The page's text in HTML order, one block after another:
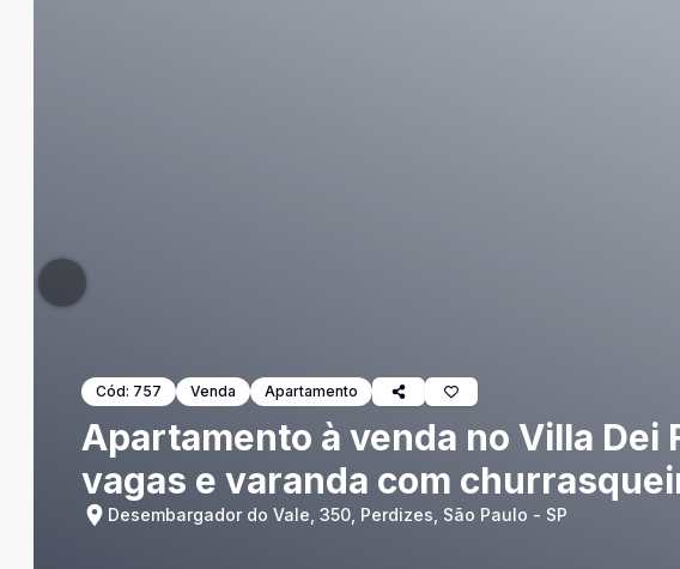
Cód: 757 Venda Apartamento
Apartamento à venda no Villa Dei
vagas e varanda com
Desembargador do Vale, 350, Perdizes, São Paulo - SP